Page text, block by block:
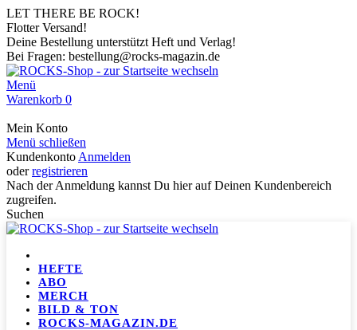
LET THERE BE ROCK!
Flotter Versand!
Deine Bestellung unterstützt Heft und Verlag!
Bei Fragen: bestellung@rocks-magazin.de
Menü
Warenkorb 0
Mein Konto
Menü schließen
Kundenkonto Anmelden
oderregistrieren
Nach der Anmeldung kannst Du hier auf Deinen Kundenbereich
zugreifen.
Suchen
HEFTE
ABO
MERCH
BILD & TON
ROCKS-MAGAZIN.DE